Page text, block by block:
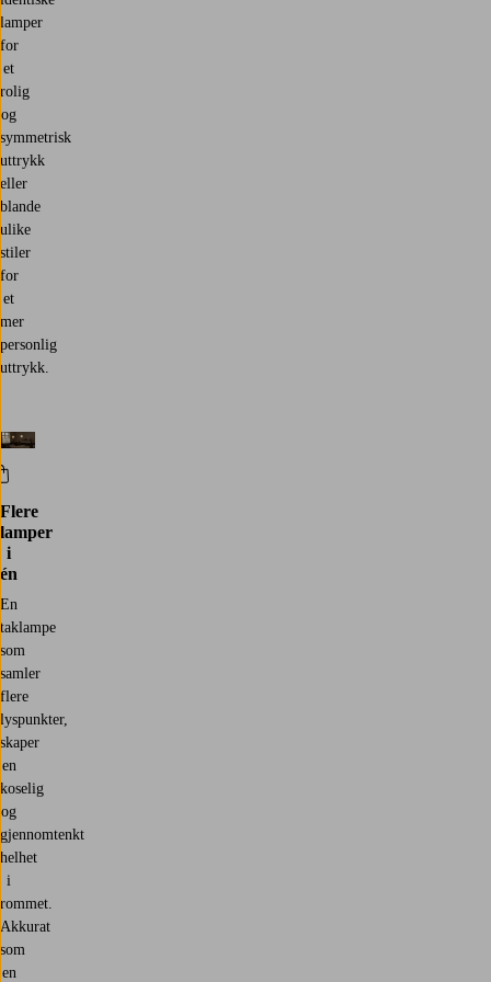
lamper
for
et
rolig
og
symmetrisk
uttrykk
eller
blande
ulike
stiler
for
et
mer
personlig
uttrykk.
Flere
lamper
i
én
En
taklampe
som
samler
flere
lyspunkter,
skaper
en
koselig
og
gjennomtenkt
helhet
i
rommet.
Akkurat
som
en